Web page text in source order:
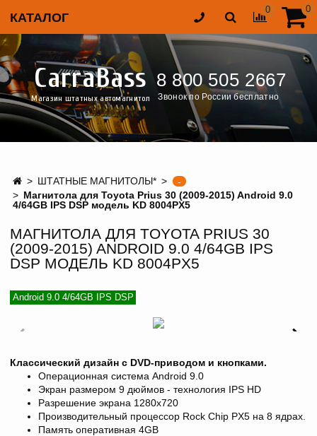
КАТАЛОГ
0 0
CarraBass
Магазин штатных автомагнитол
8 800 505 2667
Звонок по России бесплатно
ШТАТНЫЕ МАГНИТОЛЫ*
-
Магнитола для Toyota Prius 30 (2009-2015) Android 9.0
4/64GB IPS DSP модель KD 8004PХ5
МАГНИТОЛА ДЛЯ TOYOTA PRIUS 30
(2009-2015) ANDROID 9.0 4/64GB IPS
DSP МОДЕЛЬ KD 8004PХ5
Android 9.0 4/64GB IPS DSP
Классический дизайн с DVD-приводом и кнопками.
Операционная система Android 9.0
Экран размером 9 дюймов - технология IPS HD
Разрешение экрана 1280х720
Производительный процессор Rock Chip PX5 на 8 ядрах.
Память оперативная 4GB